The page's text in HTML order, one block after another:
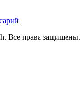
Все права защищены.